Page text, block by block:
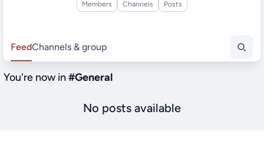
Members Channels Posts
FeedChannels & group
You're now in#General
No posts available